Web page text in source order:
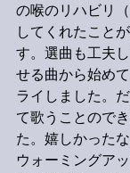
の喉のリハビリ
してくれたこと
す。選曲も工夫
せる曲から始め
ライしました。
て歌うことので
た。嬉しかった
ウォーミングア